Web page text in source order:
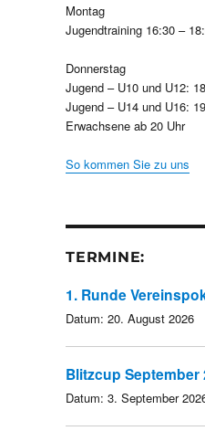
Montag
Jugendtraining 16:30 –
Donnerstag
Jugend – U10 und U12:
Jugend – U14 und U16:
Erwachsene ab 20 Uhr
So kommen Sie zu uns
TERMINE:
1. Runde
Datum: 20. August 2026
Blitzcup September
Datum: 3. September